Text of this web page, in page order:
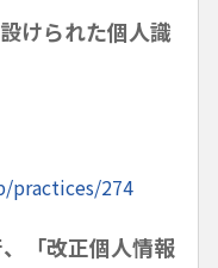
けられた個人識
practices/274
「改正個人情報